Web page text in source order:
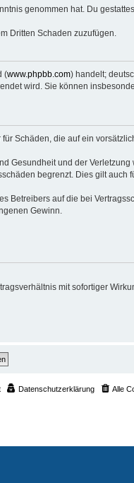
genommen hat. Du
Dritten Schaden zuzufügen.
(www.phpbb.com) handelt;
wird. Sie können
Schäden, die auf ein
Gesundheit und der Verletzung
begrenzt. Dies gilt auch
Betreibers auf die bei
Gewinn.
mit sofortiger
Alle
Datenschutzerklärung